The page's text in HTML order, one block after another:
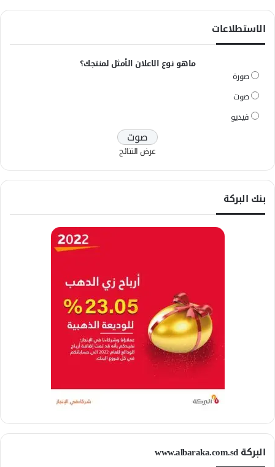
الاستطلاعات
ماهو نوع الاعلان الأمثل لمنتجك؟
صورة
صوت
فيديو
عرض النتائج
بنك البركة
البركة www.albaraka.com.sd